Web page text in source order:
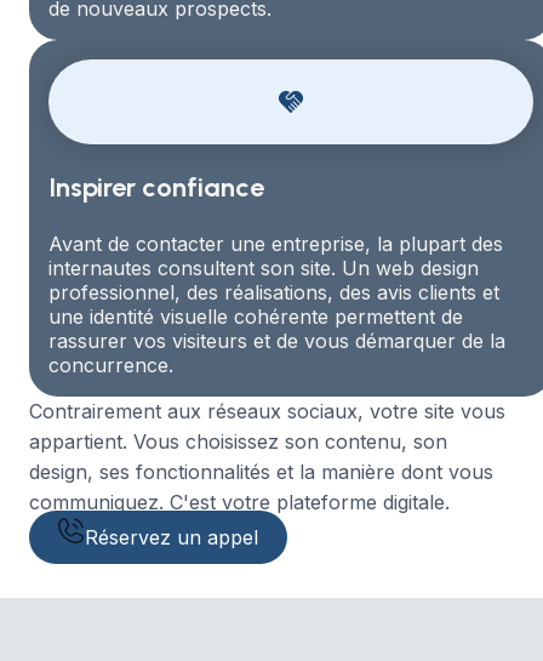
de nouveaux prospects.
Inspirer confiance
Avant de contacter une entreprise, la plupart des
internautes consultent son site. Un web design
professionnel, des réalisations, des avis clients et
une identité visuelle cohérente permettent de
rassurer vos visiteurs et de vous démarquer de la
concurrence.
Contrairement aux réseaux sociaux, votre site vous
appartient. Vous choisissez son contenu, son
design, ses fonctionnalités et la manière dont vous
communiquez. C'est votre plateforme digitale.
Réservez un appel